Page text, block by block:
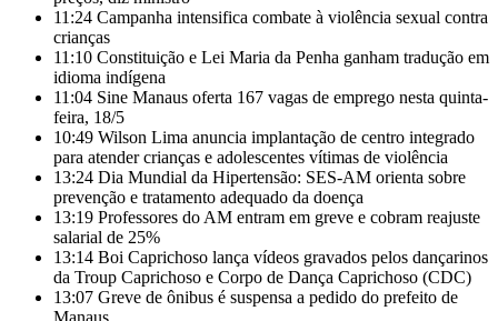
11:24 Campanha intensifica combate à violência sexual contra
crianças
11:10 Constituição e Lei Maria da Penha ganham tradução em
idioma indígena
11:04 Sine Manaus oferta 167 vagas de emprego nesta quinta-
feira, 18/5
10:49 Wilson Lima anuncia implantação de centro integrado
para atender crianças e adolescentes vítimas de violência
13:24 Dia Mundial da Hipertensão: SES-AM orienta sobre
prevenção e tratamento adequado da doença
13:19 Professores do AM entram em greve e cobram reajuste
salarial de 25%
13:14 Boi Caprichoso lança vídeos gravados pelos dançarinos
da Troup Caprichoso e Corpo de Dança Caprichoso (CDC)
13:07 Greve de ônibus é suspensa a pedido do prefeito de
Manaus